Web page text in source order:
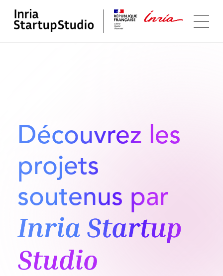
Découvrez les
projets
soutenus par
Inria Startup
Studio